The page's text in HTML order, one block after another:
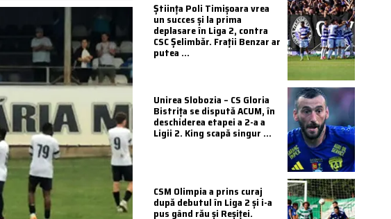
Știința Poli Timișoara vrea
un succes și la prima
deplasare în Liga 2, contra
CSC Șelimbăr. Frații Benzar ar
putea ...
Unirea Slobozia – CS Gloria
Bistrița se dispută ACUM, în
deschiderea etapei a 2-a a
Ligii 2. King scapă singur ...
CSM Olimpia a prins curaj
după debutul în Liga 2 și i-a
pus gând rău și Reșiței.